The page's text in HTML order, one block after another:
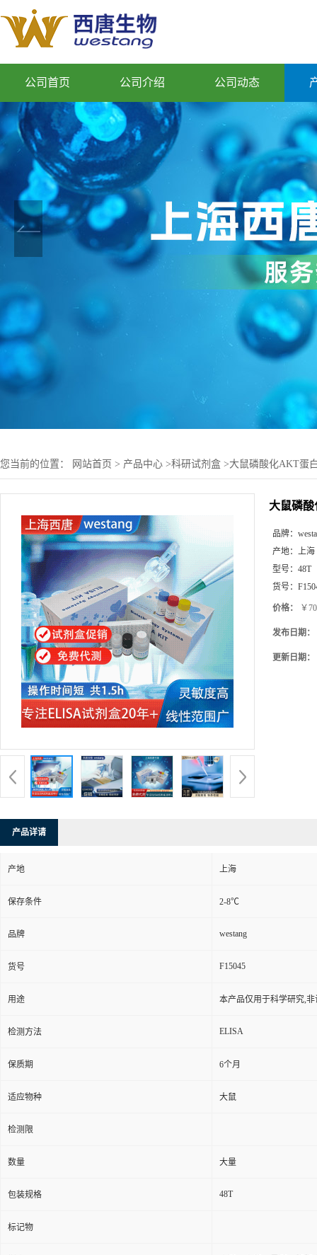
公司首页 公司介绍 公司动态
您当前的位置： 网站首页 > 产品中心 >科研试剂盒 >大鼠磷酸化AKT蛋
大鼠磷
品牌：
产地： 上海
型号： 48T
货号：
价格： ￥
发布日期：
更新日期：
产品详请
产地 上海
保存条件 2-8℃
品牌 westang
货号 F15045
用途 本产品仅用于科学研究,
检测方法 ELISA
保质期 6个月
适应物种 大鼠
检测限
数量 大量
包装规格 48T
标记物